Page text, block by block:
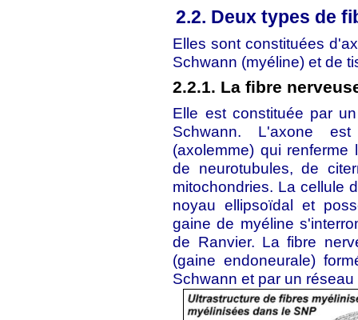
2.2. Deux types de
Elles sont constituées
Schwann (myéline) et de
2.2.1. La fibre
Elle est constituée par
Schwann. L'axone
(axolemme) qui renferme
de neurotubules, de
mitochondries. La cellule
noyau ellipsoïdal et
gaine de myéline
de Ranvier. La fibre
(gaine endoneurale)
Schwann et par un